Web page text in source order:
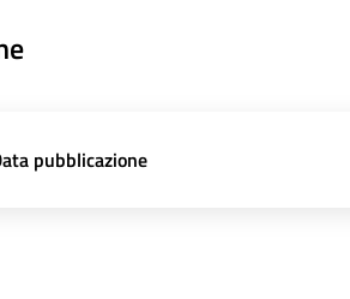
pubblicazione